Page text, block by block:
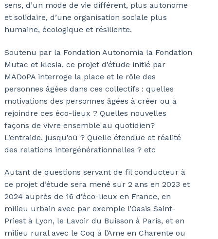
sens, d’un mode de vie différent, plus autonome
et solidaire, d’une organisation sociale plus
humaine, écologique et résiliente.
Soutenu par la Fondation Autonomia la Fondation
Mutac et klesia, ce projet d’étude initié par
MADoPA interroge la place et le rôle des
personnes âgées dans ces collectifs : quelles
motivations des personnes âgées à créer ou à
rejoindre ces éco-lieux ? Quelles nouvelles
façons de vivre ensemble au quotidien?
L’entraide, jusqu’où ? Quelle étendue et réalité
des relations intergénérationnelles ? etc
Autant de questions servant de fil conducteur à
ce projet d’étude sera mené sur 2 ans en 2023 et
2024 auprès de 16 d’éco-lieux en France, en
milieu urbain avec par exemple l’Oasis Saint-
Priest à Lyon, le Lavoir du Buisson à Paris, et en
milieu rural avec le Coq à l’Ame en Charente ou